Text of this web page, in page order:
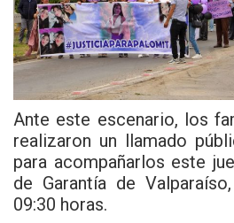
Ante este escenario, los
realizaron un llamado
para acompañarlos este
de Garantía de
09:30 horas.